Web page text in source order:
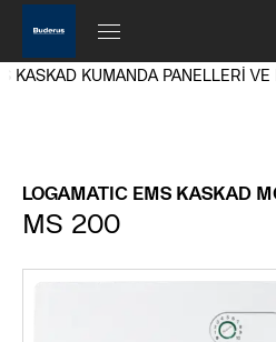
KASKAD KUMANDA PANELLERİ
LOGAMATIC EMS KASKAD
MS 200